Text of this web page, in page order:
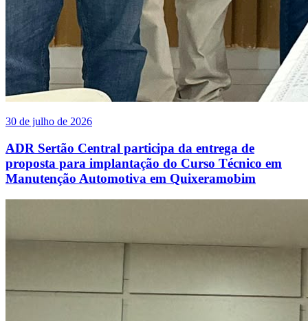
30 de julho de 2026
ADR Sertão Central participa da entrega de
proposta para implantação do Curso Técnico em
Manutenção Automotiva em Quixeramobim